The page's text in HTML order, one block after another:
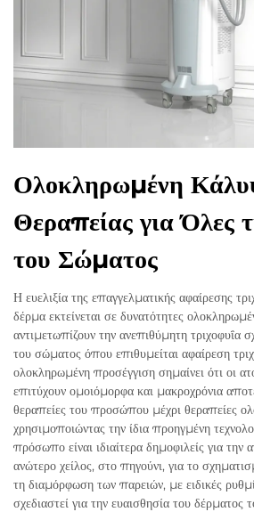
Ολοκληρωμένη
Θεραπείας για Όλες
του Σώματος
Η ευελιξία της επαγγελματικής αφαίρεσης
δέρμα εκτείνεται σε δυνατότητες
αντιμετωπίζουν την ανεπιθύμητη τριχοφυΐα
του σώματος όπου επιθυμείται αφαίρεση
ολοκληρωμένη προσέγγιση σημαίνει ότι οι
επιτύχουν ομοιόμορφα και μακροχρόνια
θεραπείες του προσώπου μέχρι θεραπείες
χρησιμοποιώντας την ίδια προηγμένη
πρόσωπο είναι ιδιαίτερα δημοφιλείς για την
ανώτερο χείλος, στο πηγούνι, για το
τη διαμόρφωση των παρειών, με ειδικές
σχεδιαστεί για την ευαισθησία του